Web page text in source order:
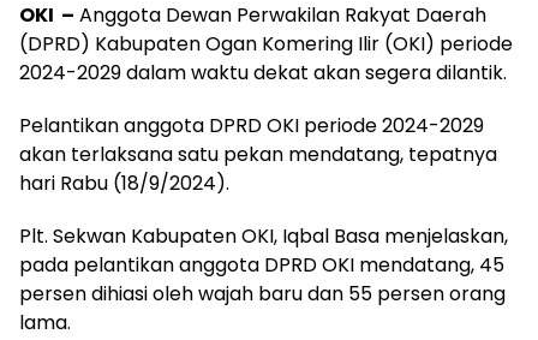
OKI – Anggota Dewan Perwakilan Rakyat Daerah
(DPRD) Kabupaten Ogan Komering Ilir (OKI) periode
2024-2029 dalam waktu dekat akan segera dilantik.
Pelantikan anggota DPRD OKI periode 2024-2029
akan terlaksana satu pekan mendatang, tepatnya
hari Rabu (18/9/2024).
Plt. Sekwan Kabupaten OKI, Iqbal Basa menjelaskan,
pada pelantikan anggota DPRD OKI mendatang, 45
persen dihiasi oleh wajah baru dan 55 persen orang
lama.